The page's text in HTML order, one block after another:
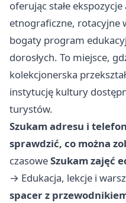
oferując stałe
etnograficzne, rotacyjne
bogaty program
dorosłych. To miejsce,
kolekcjonerska
instytucję kultury
turystów.
Szukam adresu i
sprawdzić, co można
czasoweSzukam zajęć
→ Edukacja, lekcje i
spacer z